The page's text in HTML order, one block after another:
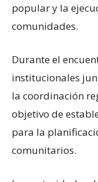
popular y la
comunidades.
Durante el
institucionales
la coordinación
objetivo de
para la
comunitarios.